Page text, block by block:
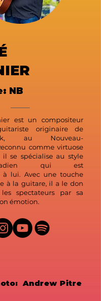
NB
est un compositeur
originaire de
au Nouveau-
comme virtuose
se spécialise au style
acadien qui est
à lui. Avec une touche
à la guitare, il a le don
spectateurs par sa
émotion.
Andrew Pitre